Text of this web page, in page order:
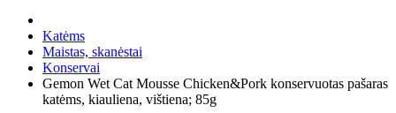
Katėms
Maistas, skanėstai
Konservai
Gemon Wet Cat Mousse Chicken&Pork konservuotas pašaras
katėms, kiauliena, vištiena; 85g